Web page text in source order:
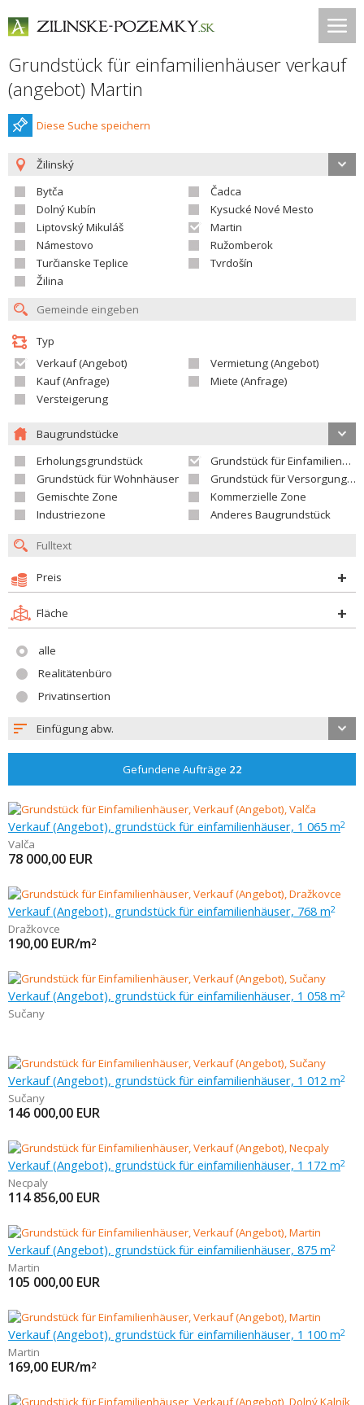
Grundstück für einfamilienhäuser verkauf
(angebot) Martin
Diese Suche speichern
Žilinský
Bytča
Čadca
Dolný Kubín
Kysucké Nové Mesto
Liptovský Mikuláš
Martin
Námestovo
Ružomberok
Turčianske Teplice
Tvrdošín
Žilina
Typ
Verkauf (Angebot)
Vermietung (Angebot)
Kauf (Anfrage)
Miete (Anfrage)
Versteigerung
Baugrundstücke
Erholungsgrundstück
Grundstück für Einfamilienhäuser
Grundstück für Wohnhäuser
Grundstück für Versorgungseinrichtungen
Gemischte Zone
Kommerzielle Zone
Industriezone
Anderes Baugrundstück
Preis
Fläche
alle
Realitätenbüro
Privatinsertion
Einfügung abw.
Gefundene Aufträge 22
Verkauf (Angebot), grundstück für einfamilienhäuser, 1 065 m2
Valča
78 000,00 EUR
Verkauf (Angebot), grundstück für einfamilienhäuser, 768 m2
Dražkovce
190,00 EUR/m2
Verkauf (Angebot), grundstück für einfamilienhäuser, 1 058 m2
Sučany
Verkauf (Angebot), grundstück für einfamilienhäuser, 1 012 m2
Sučany
146 000,00 EUR
Verkauf (Angebot), grundstück für einfamilienhäuser, 1 172 m2
Necpaly
114 856,00 EUR
Verkauf (Angebot), grundstück für einfamilienhäuser, 875 m2
Martin
105 000,00 EUR
Verkauf (Angebot), grundstück für einfamilienhäuser, 1 100 m2
Martin
169,00 EUR/m2